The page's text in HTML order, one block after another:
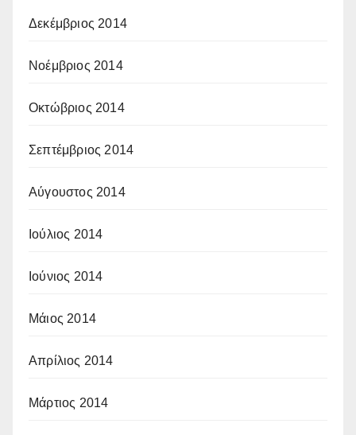
Δεκέμβριος 2014
Νοέμβριος 2014
Οκτώβριος 2014
Σεπτέμβριος 2014
Αύγουστος 2014
Ιούλιος 2014
Ιούνιος 2014
Μάιος 2014
Απρίλιος 2014
Μάρτιος 2014